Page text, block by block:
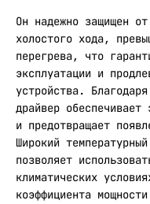
Он надежно защищен
холостого хода,
перегрева, что
эксплуатации и
устройства.
драйвер обеспечивает
и предотвращает
Широкий
позволяет
климатических
коэффициента